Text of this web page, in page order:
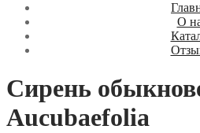
О
Сирень
Aucubaefolia